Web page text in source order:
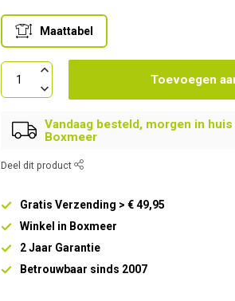
Maattabel
Toevoegen
Vandaag besteld, morgen in
Boxmeer
Deel dit product
Gratis Verzending > € 49,95
Winkel in Boxmeer
2 Jaar Garantie
Betrouwbaar sinds 2007